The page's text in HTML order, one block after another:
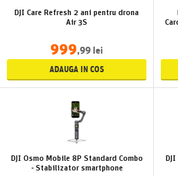
DJI Care Refresh 2 ani pentru drona
Air 3S
999,99 lei
ADAUGA IN COS
DJI Osmo Mobile 8P Standard Combo
- Stabilizator smartphone